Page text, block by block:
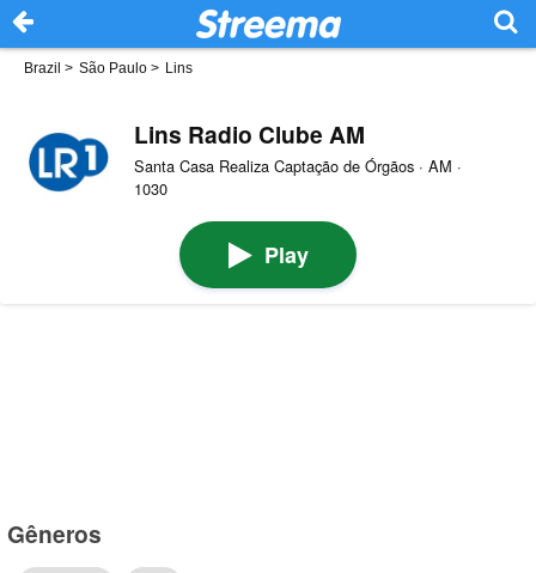
Brazil > São Paulo > Lins
Lins Radio Clube AM
Santa Casa Realiza Captação de Órgãos · AM ·
1030
Play
Gêneros